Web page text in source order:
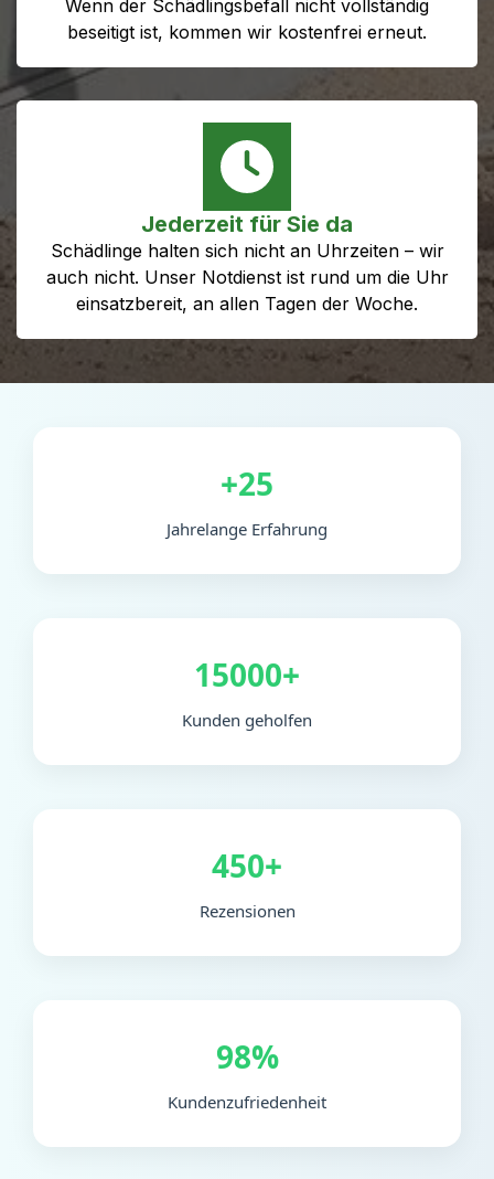
Wenn der Schädlingsbefall nicht vollständig
beseitigt ist, kommen wir kostenfrei erneut.
Jederzeit für Sie da
Schädlinge halten sich nicht an Uhrzeiten – wir
auch nicht. Unser Notdienst ist rund um die Uhr
einsatzbereit, an allen Tagen der Woche.
+25
Jahrelange Erfahrung
15000+
Kunden geholfen
450+
Rezensionen
98%
Kundenzufriedenheit